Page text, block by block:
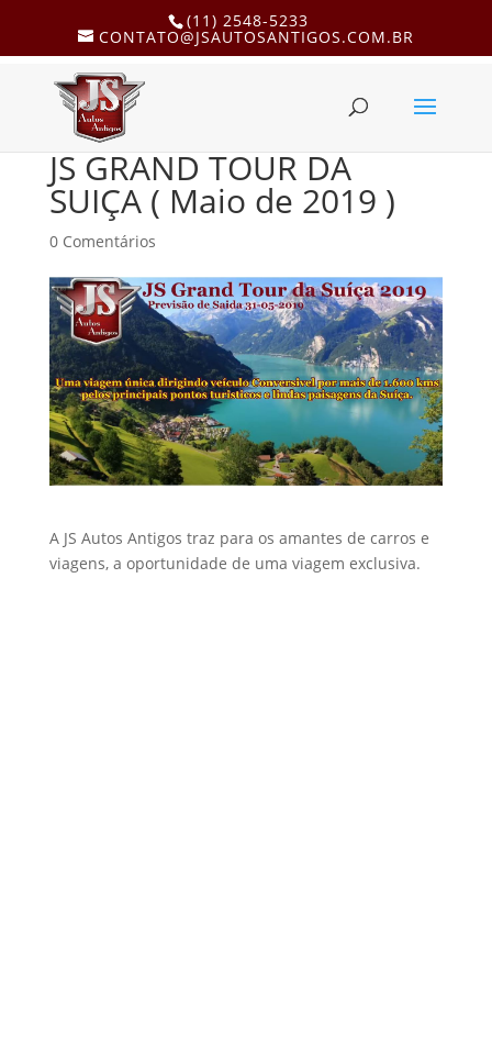
(11) 2548-5233
CONTATO@JSAUTOSANTIGOS.COM.BR
JS GRAND TOUR DA
SUIÇA ( Maio de 2019 )
0 Comentários
A JS Autos Antigos traz para os amantes de carros e
viagens, a oportunidade de uma viagem exclusiva.